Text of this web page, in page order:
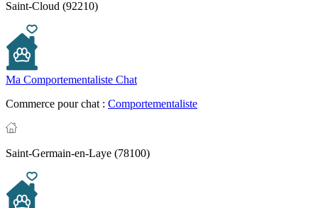
Saint-Cloud (92210)
Ma Comportementaliste Chat
Commerce pour chat : Comportementaliste
Saint-Germain-en-Laye (78100)